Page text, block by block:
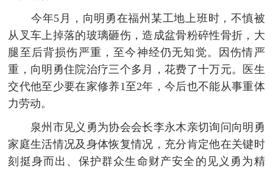
今年5月，向明勇在福州某工地上班时，不慎被
从叉车上掉落的玻璃砸伤，造成盆骨粉碎性骨折，大
腿至后背损伤严重，至今神经仍无知觉。因伤情严
重，向明勇住院治疗三个多月，花费了十万元。医生
交代他至少要在家修养1至2年，今后也不能从事重体
力劳动。
泉州市见义勇为协会会长李永木亲切询问向明勇
家庭生活情况及身体恢复情况，充分肯定他在关键时
刻挺身而出、保护群众生命财产安全的见义勇为精